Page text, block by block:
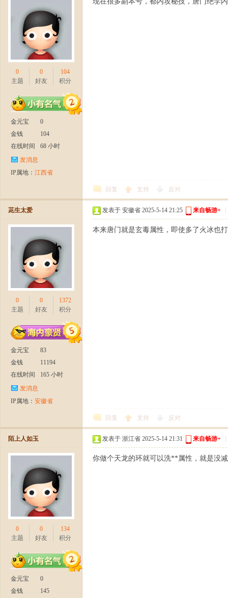
年
0
主题
0
好友
104
积分
金元宝
0
金钱
104
在线时间
68 小时
发消息
IP属地： 江西省
回复 支持 反对
茈生太爱
0
主题
0
好友
1372
积分
金元宝
83
金钱
11194
在线时间
165 小时
发消息
IP属地： 安徽省
发表于 安徽省 2025-5-14 21:25 来自畅游+
本来唐门就是玄毒属性，即使多了火冰也
回复 支持 反对
陌上人如玉
0
主题
0
好友
134
积分
金元宝
0
金钱
145
发表于 浙江省 2025-5-14 21:31 来自畅游+
你做个天龙的环就可以洗**属性，就是没